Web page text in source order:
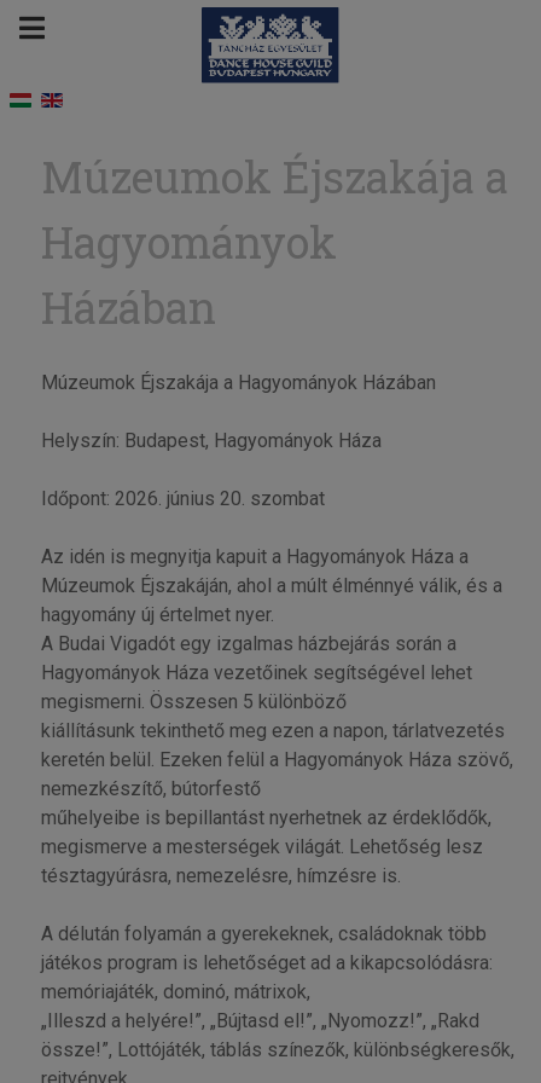
Múzeumok Éjszakája a
Hagyományok
Házában
Múzeumok Éjszakája a Hagyományok Házában
Helyszín: Budapest, Hagyományok Háza
Időpont: 2026. június 20. szombat
Az idén is megnyitja kapuit a Hagyományok Háza a
Múzeumok Éjszakáján, ahol a múlt élménnyé válik, és a
hagyomány új értelmet nyer.
A Budai Vigadót egy izgalmas házbejárás során a
Hagyományok Háza vezetőinek segítségével lehet
megismerni. Összesen 5 különböző
kiállításunk tekinthető meg ezen a napon, tárlatvezetés
keretén belül. Ezeken felül a Hagyományok Háza szövő,
nemezkészítő, bútorfestő
műhelyeibe is bepillantást nyerhetnek az érdeklődők,
megismerve a mesterségek világát. Lehetőség lesz
tésztagyúrásra, nemezelésre, hímzésre is.
A délután folyamán a gyerekeknek, családoknak több
játékos program is lehetőséget ad a kikapcsolódásra:
memóriajáték, dominó, mátrixok,
„Illeszd a helyére!”, „Bújtasd el!”, „Nyomozz!”, „Rakd
össze!”, Lottójáték, táblás színezők, különbségkeresők,